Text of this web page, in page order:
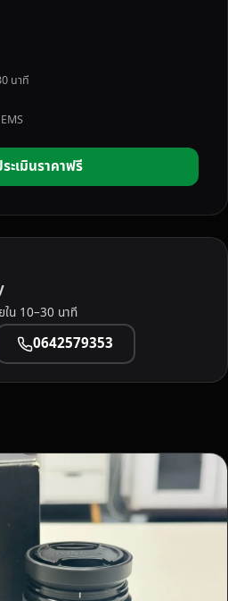
นาที
ะเมินราคาฟรี
ใน 10–30 นาที
0642579353